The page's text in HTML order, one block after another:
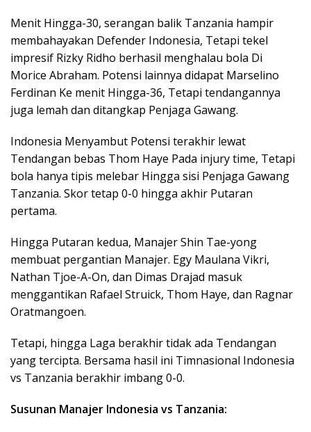
Menit Hingga-30, serangan balik Tanzania hampir
membahayakan Defender Indonesia, Tetapi tekel
impresif Rizky Ridho berhasil menghalau bola Di
Morice Abraham. Potensi lainnya didapat Marselino
Ferdinan Ke menit Hingga-36, Tetapi tendangannya
juga lemah dan ditangkap Penjaga Gawang.
Indonesia Menyambut Potensi terakhir lewat
Tendangan bebas Thom Haye Pada injury time, Tetapi
bola hanya tipis melebar Hingga sisi Penjaga Gawang
Tanzania. Skor tetap 0-0 hingga akhir Putaran
pertama.
Hingga Putaran kedua, Manajer Shin Tae-yong
membuat pergantian Manajer. Egy Maulana Vikri,
Nathan Tjoe-A-On, dan Dimas Drajad masuk
menggantikan Rafael Struick, Thom Haye, dan Ragnar
Oratmangoen.
Tetapi, hingga Laga berakhir tidak ada Tendangan
yang tercipta. Bersama hasil ini Timnasional Indonesia
vs Tanzania berakhir imbang 0-0.
Susunan Manajer Indonesia vs Tanzania: